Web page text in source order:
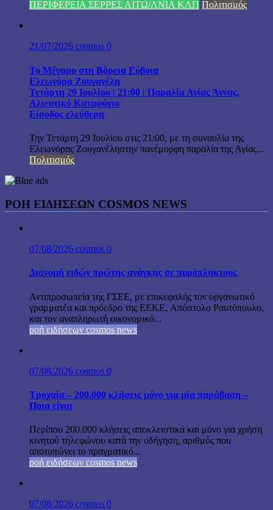
ΠΕΡΙΦΕΡΕΙΑ ΣΕΡΡΕΣ ΑΙΤΩ/ΛΝΙΑ ΚΛΠ Πολιτισμός
21/07/2026 cosmos 0
Το Μέγαρο στη Βόρεια Εύβοια
Ελεωνόρα Ζουγανέλη
Τετάρτη 29 Ιουλίου | 21:00 | Παραλία Αγίας Άννας,
Αλιευτικό Καταφύγιο
Είσοδος ελεύθερη
Την Τετάρτη 29 Ιουλίου στις 21:00, με τη συναυλία της
Ελεωνόρας Ζουγανέληστην πανέμορφη παραλία της Αγίας...
Πολιτισμός
ΡΟΗ ΕΙΔΗΣΕΩΝ COSMOS NEWS
07/08/2026 cosmos 0
Διανομή ειδών πρώτης ανάγκης σε πυρόπληκτους
Αντιπροσωπεία της ΓΣΕΕ, με επικεφαλής τον οργανωτικό
γραμματέα και πρόεδρο της ΕΕΚΕ, Απόστολο Ραυτόπουλο,
και τον αναπληρωτή οικονομικό...
ροή ειδήσεων cosmos news
07/08/2026 cosmos 0
Τροχαία – 200.000 κλήσεις μόνο για μία παράβαση –
Ποια είναι
Περίπου 200.000 κλήσεις αποκλειστικά και μόνο για χρήση
κινητού τηλεφώνου κατά την οδήγηση, αριθμός που
αποτυπώνει το πραγματικό...
ροή ειδήσεων cosmos news
07/08/2026 cosmos 0